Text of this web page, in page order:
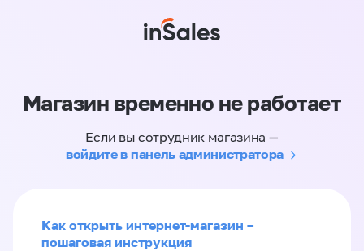
Магазин временно не работает
Если вы сотрудник магазина —
войдите в панель администратора
Как открыть интернет-магазин –
пошаговая инструкция